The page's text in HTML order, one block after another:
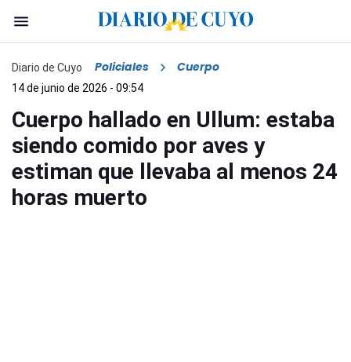
Diario de Cuyo Policiales Cuerpo
14 de junio de 2026 - 09:54
Cuerpo hallado en Ullum: estaba
siendo comido por aves y
estiman que llevaba al menos 24
horas muerto